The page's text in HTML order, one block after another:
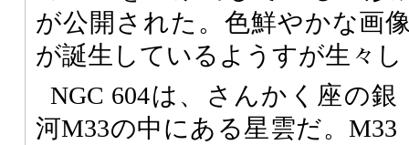
が公開された。色鮮やかな画
が誕生しているようすが生々
NGC 604は、さんかく座の銀
河M33の中にある星雲だ。M33